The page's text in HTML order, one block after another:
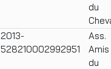
du
2013-
528210002992951
Ass.
Amis
du